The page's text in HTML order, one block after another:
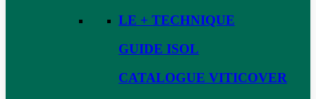
LE + TECHNIQUE
GUIDE ISOL
CATALOGUE VITICOVER